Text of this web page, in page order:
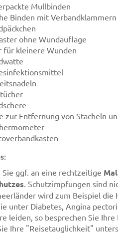
Mullbinden
Binden mit Verbandklammern
ohne Wundauflage
für kleinere Wunden
zur Entfernung von Stacheln
Sie ggf. an eine rechtzeitige
. Schutzimpfungen sind
wird zum Beispiel die
unter Diabetes, Angina
leiden, so besprechen Sie
Ihre "Reisetauglichkeit"